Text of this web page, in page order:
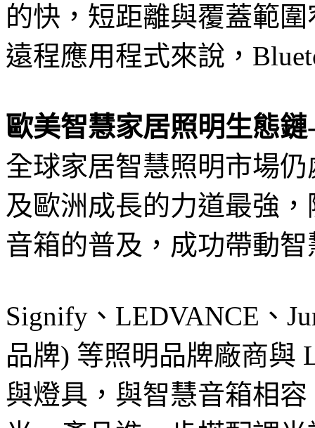
的快，短距離與覆蓋範
遠程應用程式來說，
歐美智慧家居照明生態
全球家居智慧照明市場
及歐洲成長的力道最強，
音箱的普及，成功帶動
Signify、LEDVANCE、
品牌) 等照明品牌廠商與
與燈具，與智慧音箱相